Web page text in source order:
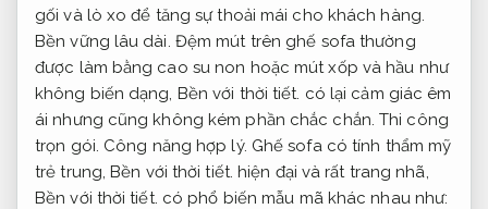
gối và lò xo để tăng sự thoải mái cho khách hàng.
Bền vững lâu dài. Đệm mút trên ghế sofa thường
được làm bằng cao su non hoặc mút xốp và hầu như
không biến dạng, Bền với thời tiết. có lại cảm giác êm
ái nhưng cũng không kém phần chắc chắn. Thi công
trọn gói. Công năng hợp lý. Ghế sofa có tính thẩm mỹ
trẻ trung,Bền với thời tiết. hiện đại và rất trang nhã,
Bền với thời tiết. có phổ biến mẫu mã khác nhau như: